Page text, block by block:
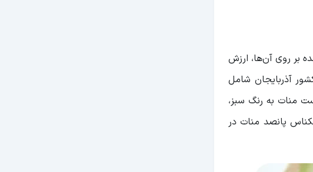
بر روی آن‌ها، ارزش
آذربایجان شامل
منات به رنگ سبز،
پانصد منات در